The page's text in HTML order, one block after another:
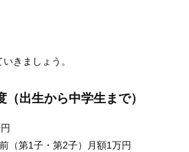
きましょう。
（出生から中学生まで）
（第1子・第2子）月額1万円